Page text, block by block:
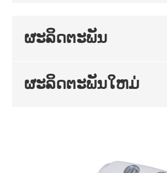
ຜະລິດຕະພັນ
ຜະລິດຕະພັນໃຫມ່